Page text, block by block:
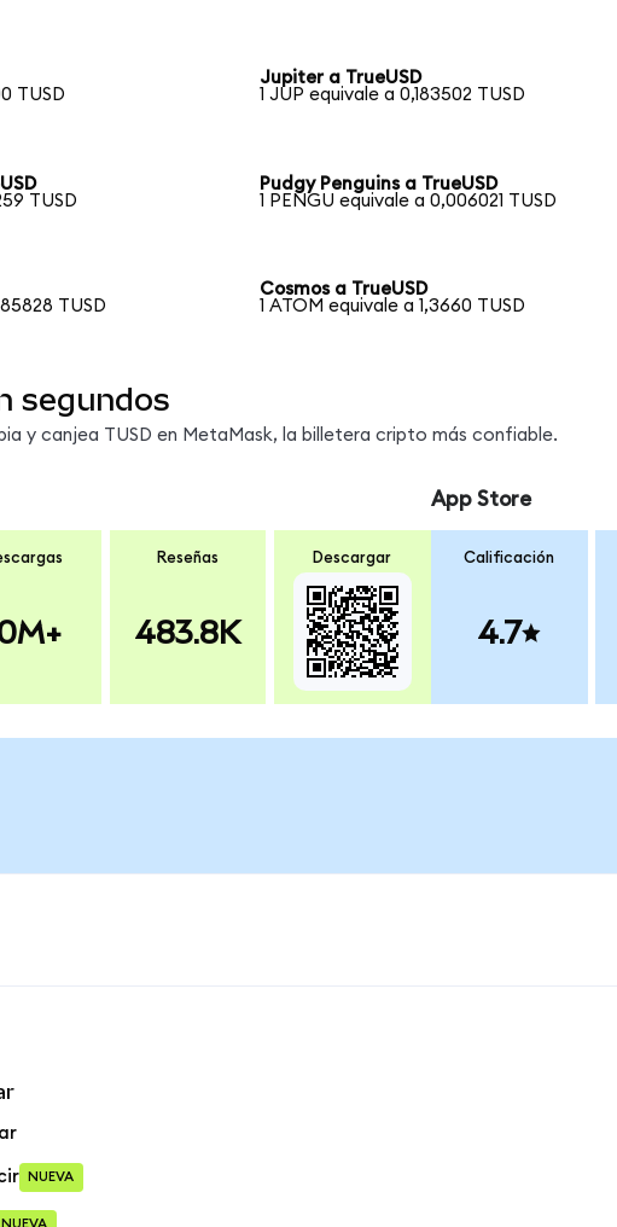
TUSD
Jupiter a TrueUSD
1 JUP equivale a 0,183502 TUSD
TUSD
Pudgy Penguins a TrueUSD
1 PENGU equivale a 0,006021 TUSD
TUSD
Cosmos a TrueUSD
1 ATOM equivale a 1,3660 TUSD
segundos
y canjea TUSD en MetaMask, la billetera cripto más confiable.
Reseñas
483.8K
Descargar
App Store
Calificación
4.7
NUEVA
NUEVA